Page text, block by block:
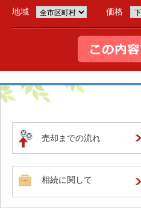
地域 価格
売却までの流れ
相続に関して